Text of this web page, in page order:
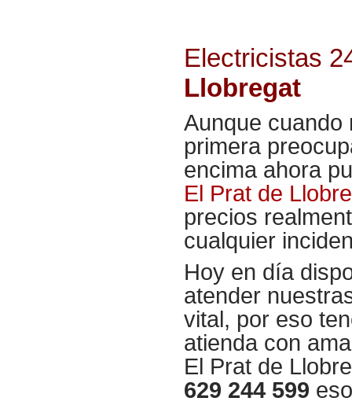
Electricistas
Llobregat
Aunque cuando
primera
encima ahora
El Prat de
precios
cualquier
Hoy en día
atender
vital, por eso
atienda con
El Prat de
629 244 599